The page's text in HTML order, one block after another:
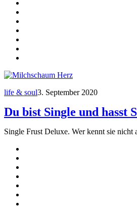
life & soul3. September 2020
Du bist Single und hasst
Single Frust Deluxe. Wer kennt sie nicht